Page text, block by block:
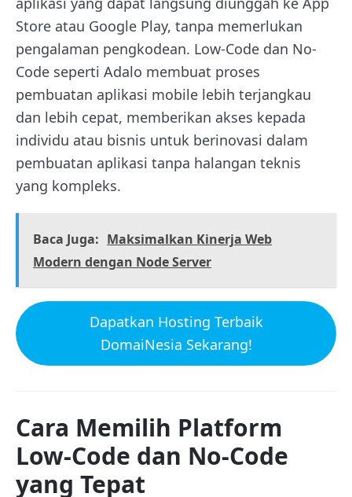
Store atau Google Play, tanpa memerlukan
pengalaman pengkodean. Low-Code dan No-
Code seperti Adalo membuat proses
pembuatan aplikasi mobile lebih terjangkau
dan lebih cepat, memberikan akses kepada
individu atau bisnis untuk berinovasi dalam
pembuatan aplikasi tanpa halangan teknis
yang kompleks.
Baca Juga: Maksimalkan Kinerja Web
Modern dengan Node Server
Dapatkan Hosting Terbaik
DomaiNesia Sekarang!
Cara Memilih Platform
Low-Code dan No-Code
yang Tepat